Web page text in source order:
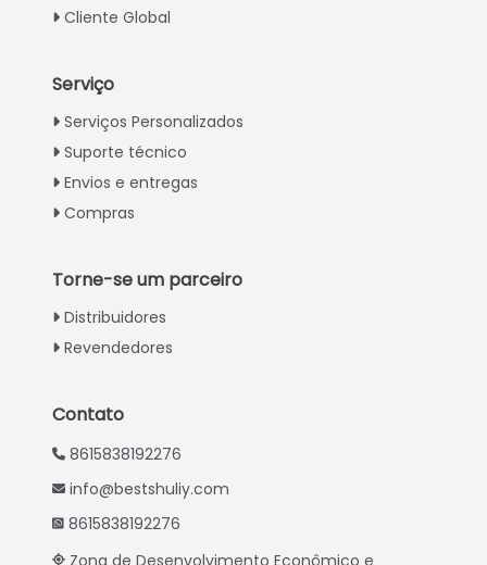
Cliente Global
Serviço
Serviços Personalizados
Suporte técnico
Envios e entregas
Compras
Torne-se um parceiro
Distribuidores
Revendedores
Contato
8615838192276
info@bestshuliy.com
8615838192276
Zona de Desenvolvimento Econômico e
Chinese
Japanese
Swahili
Urdu
Greek
Italian